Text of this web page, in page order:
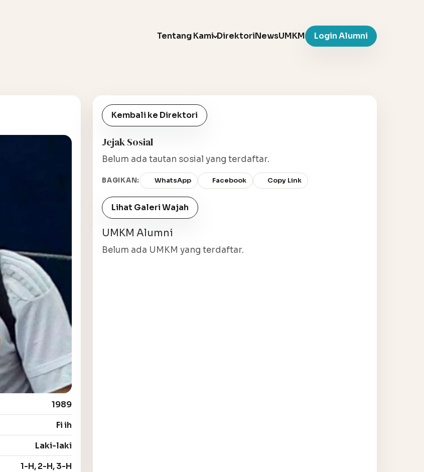
Tentang Kami DirektoriNewsUMKM Login Alumni
1989
Fi ih
Laki-laki
1-H, 2-H, 3-H
Kembali ke Direktori
Jejak Sosial
Belum ada tautan sosial yang terdaftar.
BAGIKAN: WhatsApp Facebook Copy Link
Lihat Galeri Wajah
UMKM Alumni
Belum ada UMKM yang terdaftar.